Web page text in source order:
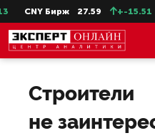
CNY Бирж 27.59 +-15.51
Строители
не